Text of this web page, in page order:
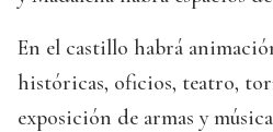
En el castillo habrá
históricas, oficios, teatro,
exposición de armas y